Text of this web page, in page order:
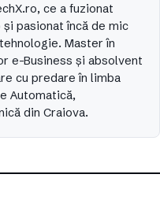
ce a fuzionat
pasionat încă de mic
Master în
e-Business și absolvent
cu predare în limba
Automatică,
din Craiova.